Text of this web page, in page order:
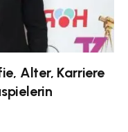
Alter, Karriere